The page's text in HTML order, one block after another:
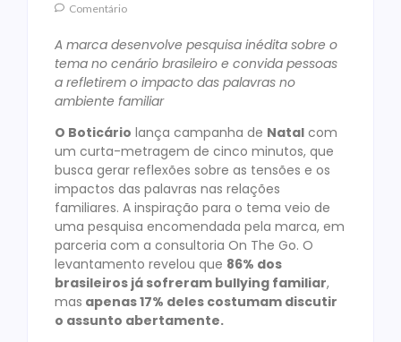
Comentário
A marca desenvolve pesquisa inédita sobre o
tema no cenário brasileiro e convida pessoas
a refletirem o impacto das palavras no
ambiente familiar
O Boticário lança campanha de Natal com
um curta-metragem de cinco minutos, que
busca gerar reflexões sobre as tensões e os
impactos das palavras nas relações
familiares. A inspiração para o tema veio de
uma pesquisa encomendada pela marca, em
parceria com a consultoria On The Go. O
levantamento revelou que 86% dos
brasileiros já sofreram bullying familiar,
mas apenas 17% deles costumam discutir
o assunto abertamente.